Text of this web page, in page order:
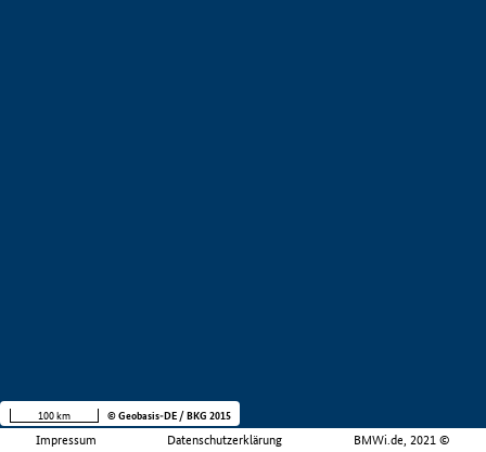
Impressum Datenschutzerklärung BMWi.de, 2021 ©
100 km © Geobasis-DE / BKG 2015